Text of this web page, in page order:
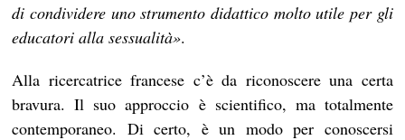
di condividere uno strumento didattico molto utile per gli
educatori alla sessualità».
Alla ricercatrice francese c’è da riconoscere una certa
bravura. Il suo approccio è scientifico, ma totalmente
contemporaneo. Di certo, è un modo per conoscersi